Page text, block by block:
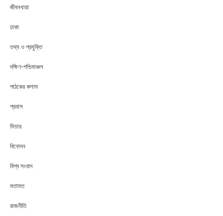
জীবনধারা
ঢাকা
তথ্য ও প্রযুক্তি
দক্ষিণ-পশ্চিমাঞ্চল
পাঠকের কলাম
প্রবাস
ফিচার
বিনোদন
বিশ্ব সংবাদ
মতামত
রাজনীতি